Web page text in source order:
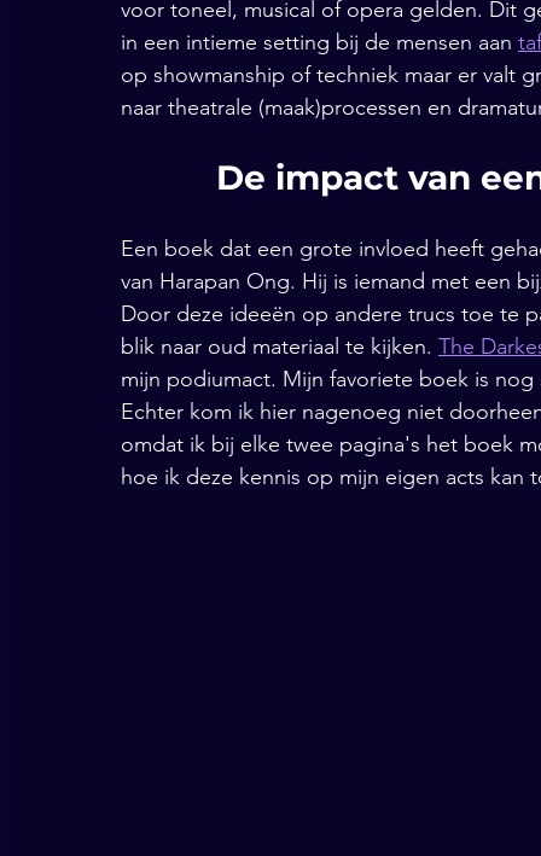
voor toneel, musical of opera gelden. Dit
in een intieme setting bij de mensen aan
op showmanship of techniek maar er valt
naar theatrale (maak)processen en
De impact van
Een boek dat een grote invloed heeft
van Harapan Ong. Hij is iemand met een
Door deze ideeën op andere trucs toe te
blik naar oud materiaal te kijken. The
mijn podiumact. Mijn favoriete boek is
Echter kom ik hier nagenoeg niet
omdat ik bij elke twee pagina's het boek
hoe ik deze kennis op mijn eigen acts kan